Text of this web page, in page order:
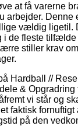
at få varerne
arbejder. Denne
vældig ligetil.
i de fleste
stiller krav
Hardball //
& Opgradring
vi står og
faktisk
på den